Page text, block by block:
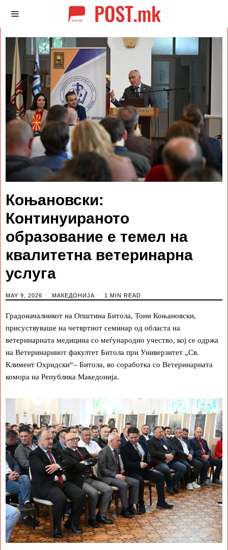
Коњановски:
Континуираното
образование е темел на
квалитетна ветеринарна
услуга
MAY 9, 2026 МАКЕДОНИЈА 1 MIN READ
Градоначалникот на Општина Битола, Тони Коњановски,
присуствуваше на четвртиот семинар од областа на
ветеринарната медицина со меѓународно учество, кој се одржа
на Ветеринарниот факултет Битола при Универзитет „Св.
Климент Охридски“– Битола, во соработка со Ветеринарната
комора на Република Македонија.